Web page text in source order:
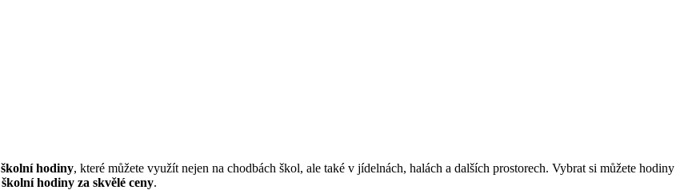
školní hodiny, které můžete využít nejen na chodbách škol, ale také v jídelnách, halách a dalších prostorech. Vybrat si můžete hodiny
školní hodiny za skvělé ceny.